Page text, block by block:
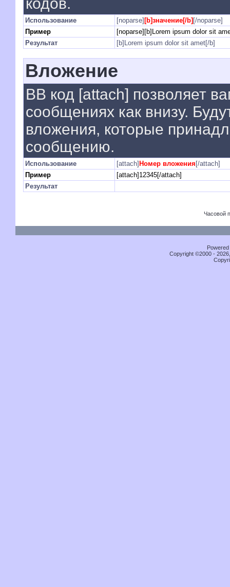
Использование [noparse] [b]значение[/b] [/noparse]
Пример
[noparse][b]Lorem ipsum dolor sit
Результат
[b]Lorem ipsum dolor sit amet[/b]
Вложение
BB код [attach] позволяет
сообщениях как внизу.
вложения, которые
сообщению.
Использование [attach] Номер вложения [/attach]
Пример
[attach]12345[/attach]
Результат
Часовой
Copyright ©2000 -